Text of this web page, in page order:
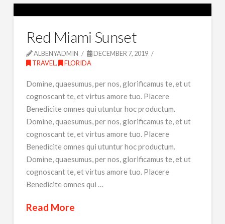
Red Miami Sunset
ALBENYADMIN
DECEMBER 7, 2019
TRAVEL, FLORIDA
Domine, quaesumus, per nos, glorificamus te, et ut
cognoscant te, et virtus amore tuo. Placere
Benedicite omnes qui utuntur hoc productum.
Domine, quaesumus, per nos, glorificamus te, et ut
cognoscant te, et virtus amore tuo. Placere
Benedicite omnes qui utuntur hoc productum.
Domine, quaesumus, per nos, glorificamus te, et ut
cognoscant te, et virtus amore tuo. Placere
Benedicite omnes qui …
Read More